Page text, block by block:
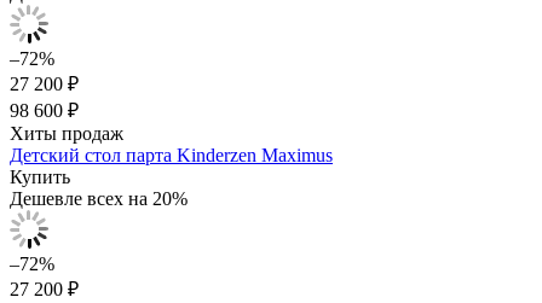
–72%
27 200 ₽
98 600 ₽
Хиты продаж
Детский стол парта Kinderzen Maximus
Купить
Дешевле всех на 20%
–72%
27 200 ₽